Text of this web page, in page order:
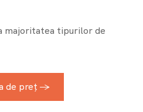
majoritatea tipurilor de
de preț →